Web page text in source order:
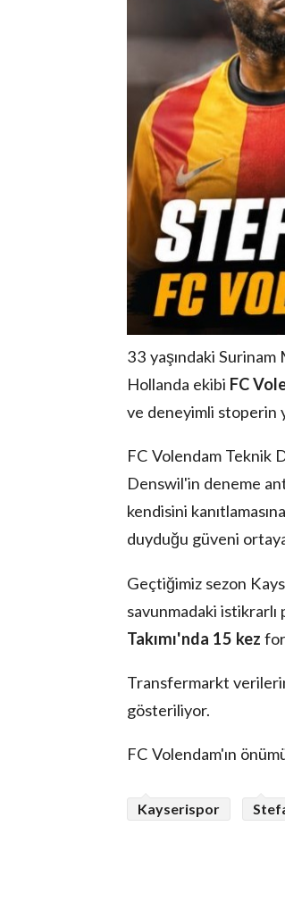
33 yaşındaki Surinam
Hollanda ekibi FC
ve deneyimli stoperin
FC Volendam Teknik
Denswil'in deneme
kendisini
duyduğu güveni
Geçtiğimiz sezon
savunmadaki
Takımı'nda 15 kez
Transfermarkt
gösteriliyor.
FC Volendam'ın
Kayserispor